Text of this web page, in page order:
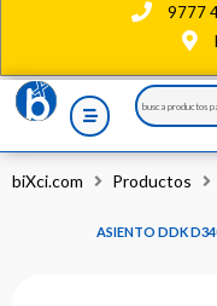
9777
Search
...
biXci.com Productos
ASIENTO DDK